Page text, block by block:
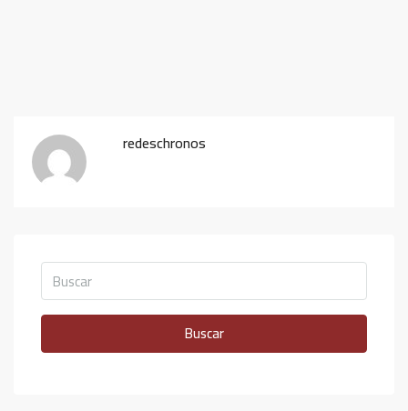
redeschronos
Buscar